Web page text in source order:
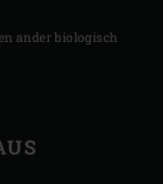
ander biologisch